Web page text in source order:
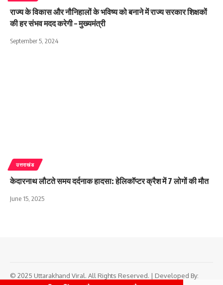
राज्य के विकास और नौनिहालों के भविष्य को बनाने में राज्य सरकार शिक्षकों
की हर संभव मदद करेगी – मुख्यमंत्री
September 5, 2024
उत्तराखंड
केदारनाथ लौटते समय दर्दनाक हादसा: हेलिकॉप्टर क्रैश में 7 लोगों की मौत
June 15, 2025
© 2025 Uttarakhand Viral. All Rights Reserved. | Developed By: